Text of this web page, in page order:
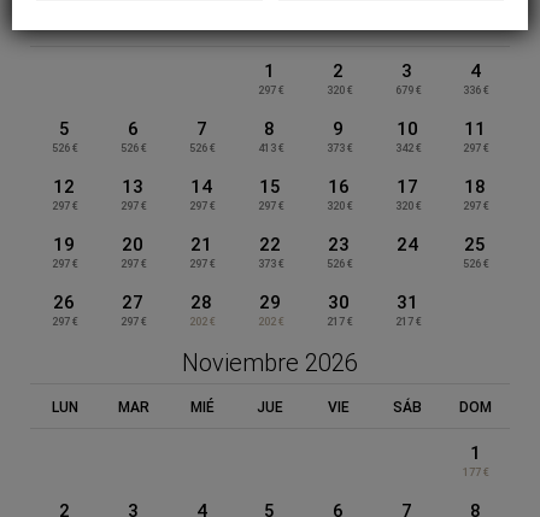
1
297 €
2
320 €
3
679 €
4
336 €
5
526 €
6
526 €
7
526 €
8
413 €
9
373 €
10
342 €
11
297 €
12
297 €
13
297 €
14
297 €
15
297 €
16
320 €
17
320 €
18
297 €
19
297 €
20
297 €
21
297 €
22
373 €
23
526 €
24 25
526 €
26
297 €
27
297 €
28
202 €
29
202 €
30
217 €
31
217 €
Noviembre 2026
LUN MAR MIÉ JUE VIE SÁB DOM
1
177 €
2 3 4 5 6 7 8
HOTEL QUATRO PUERTA DEL SOL